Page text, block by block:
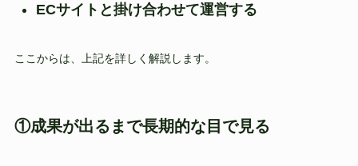
ECサイトと掛け合わせて運営する
ここからは、上記を詳しく解説します。
①成果が出るまで長期的な目で見る